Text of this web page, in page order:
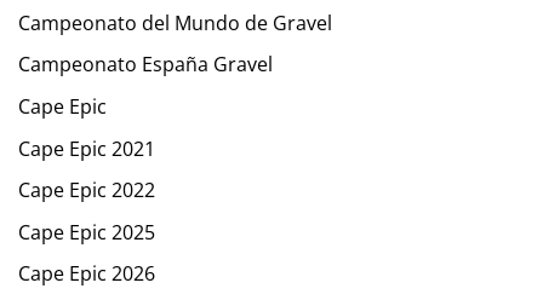
Campeonato del Mundo de Gravel
Campeonato España Gravel
Cape Epic
Cape Epic 2021
Cape Epic 2022
Cape Epic 2025
Cape Epic 2026